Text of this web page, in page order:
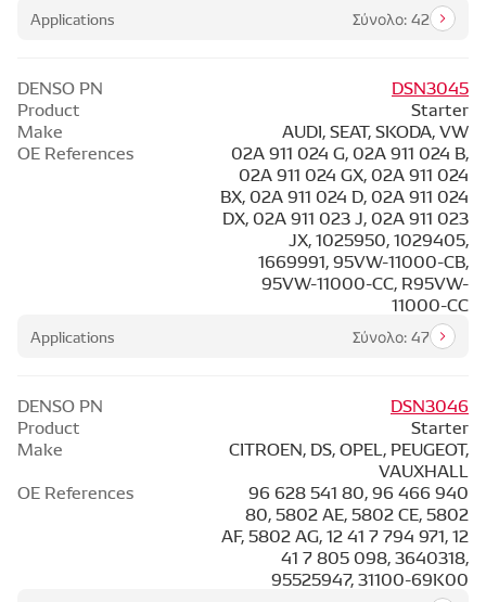
Applications Σύνολο: 42
DENSO PN
DSN3045
Product
Starter
Make
AUDI, SEAT, SKODA, VW
Applications Σύνολο: 47
OE References
02A 911 024 G, 02A 911 024 B,
02A 911 024 GX, 02A 911 024
BX, 02A 911 024 D, 02A 911 024
DX, 02A 911 023 J, 02A 911 023
JX, 1025950, 1029405,
1669991, 95VW-11000-CB,
95VW-11000-CC, R95VW-
11000-CC
DENSO PN
DSN3046
Product
Starter
Make
CITROEN, DS, OPEL, PEUGEOT,
VAUXHALL
OE References
96 628 541 80, 96 466 940
80, 5802 AE, 5802 CE, 5802
AF, 5802 AG, 12 41 7 794 971, 12
41 7 805 098, 3640318,
95525947, 31100-69K00